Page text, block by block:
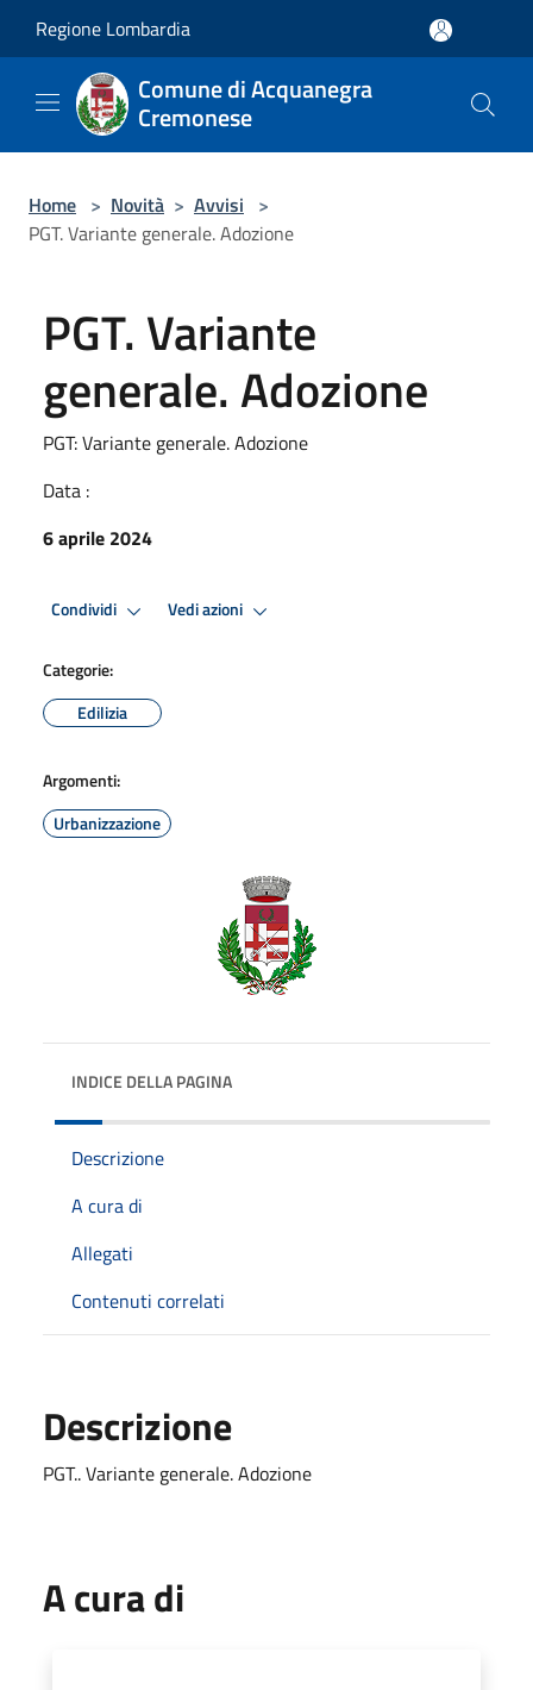
Regione Lombardia
Comune di Acquanegra
Cremonese
Home > Novità > Avvisi >
PGT. Variante generale. Adozione
PGT. Variante
generale. Adozione
PGT: Variante generale. Adozione
Data :
6 aprile 2024
Condividi Vedi azioni
Categorie:
Edilizia
Argomenti:
Urbanizzazione
INDICE DELLA PAGINA
Descrizione
A cura di
Allegati
Contenuti correlati
Descrizione
PGT.. Variante generale. Adozione
A cura di